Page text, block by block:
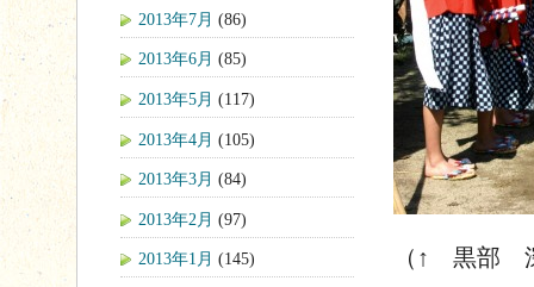
（↑ 黒部
2013年7月 (86)
2013年6月 (85)
2013年5月 (117)
2013年4月 (105)
2013年3月 (84)
2013年2月 (97)
2013年1月 (145)